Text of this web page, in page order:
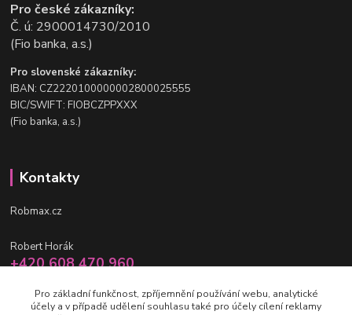
Pro české zákazníky:
Č. ú: 2900014730/2010
(Fio banka, a.s.)
Pro slovenské zákazníky:
IBAN: CZ2220100000002800025555
BIC/SWIFT: FIOBCZPPXXX
(Fio banka, a.s.)
Kontakty
Robmax.cz
Robert Horák
+420 608 470 960
info@robmax.cz
Pro základní funkčnost, zpříjemnění používání webu, analytické
účely a v případě udělení souhlasu také pro účely cílení reklamy